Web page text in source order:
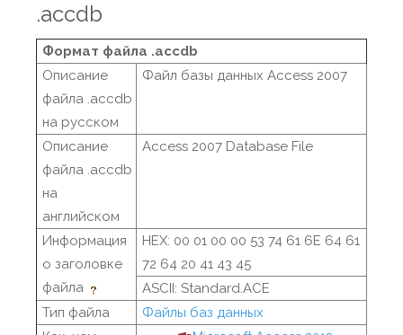
.accdb
Формат файла .accdb
Описание
файла .accdb
на русском
Файл базы данных Access 2007
Описание
файла .accdb
на
английском
Access 2007 Database File
Информация
о заголовке
файла
HEX: 00 01 00 00 53 74 61 6E 64 61
72 64 20 41 43 45
ASCII: Standard.ACE
Тип файла
Файлы баз данных